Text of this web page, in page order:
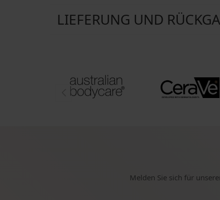
LIEFERUNG UND
Melden Sie sich für